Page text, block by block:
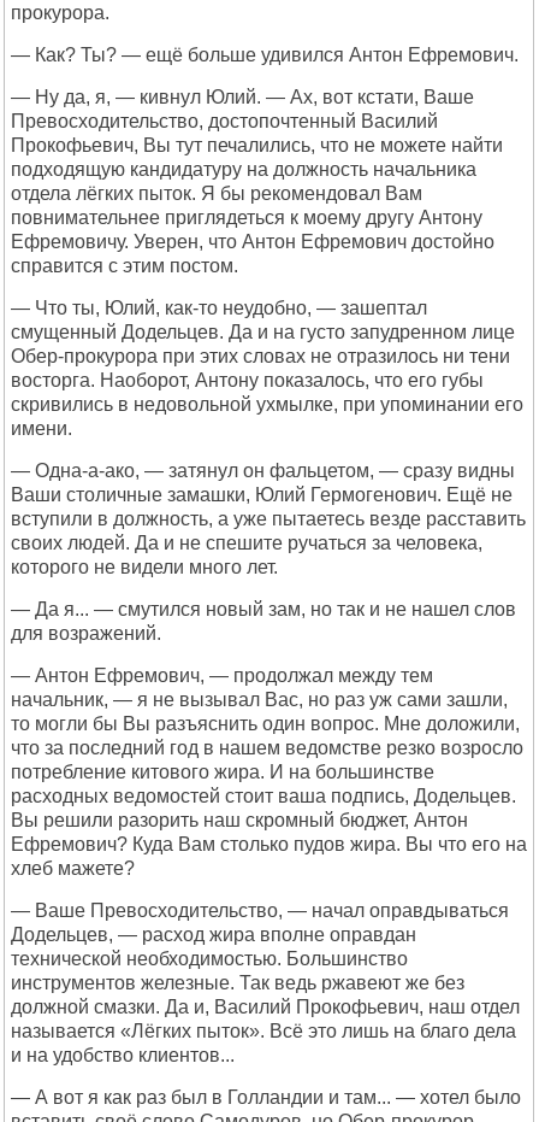
прокурора.
— Как? Ты? — ещё больше удивился Антон Ефремович.
— Ну да, я, — кивнул Юлий. — Ах, вот кстати, Ваше
Превосходительство, достопочтенный Василий
Прокофьевич, Вы тут печалились, что не можете найти
подходящую кандидатуру на должность начальника
отдела лёгких пыток. Я бы рекомендовал Вам
повнимательнее приглядеться к моему другу Антону
Ефремовичу. Уверен, что Антон Ефремович достойно
справится с этим постом.
— Что ты, Юлий, как-то неудобно, — зашептал
смущенный Додельцев. Да и на густо запудренном лице
Обер-прокурора при этих словах не отразилось ни тени
восторга. Наоборот, Антону показалось, что его губы
скривились в недовольной ухмылке, при упоминании его
имени.
— Одна-а-ако, — затянул он фальцетом, — сразу видны
Ваши столичные замашки, Юлий Гермогенович. Ещё не
вступили в должность, а уже пытаетесь везде расставить
своих людей. Да и не спешите ручаться за человека,
которого не видели много лет.
— Да я... — смутился новый зам, но так и не нашел слов
для возражений.
— Антон Ефремович, — продолжал между тем
начальник, — я не вызывал Вас, но раз уж сами зашли,
то могли бы Вы разъяснить один вопрос. Мне доложили,
что за последний год в нашем ведомстве резко возросло
потребление китового жира. И на большинстве
расходных ведомостей стоит ваша подпись, Додельцев.
Вы решили разорить наш скромный бюджет, Антон
Ефремович? Куда Вам столько пудов жира. Вы что его на
хлеб мажете?
— Ваше Превосходительство, — начал оправдываться
Додельцев, — расход жира вполне оправдан
технической необходимостью. Большинство
инструментов железные. Так ведь ржавеют же без
должной смазки. Да и, Василий Прокофьевич, наш отдел
называется «Лёгких пыток». Всё это лишь на благо дела
и на удобство клиентов...
— А вот я как раз был в Голландии и там... — хотел было